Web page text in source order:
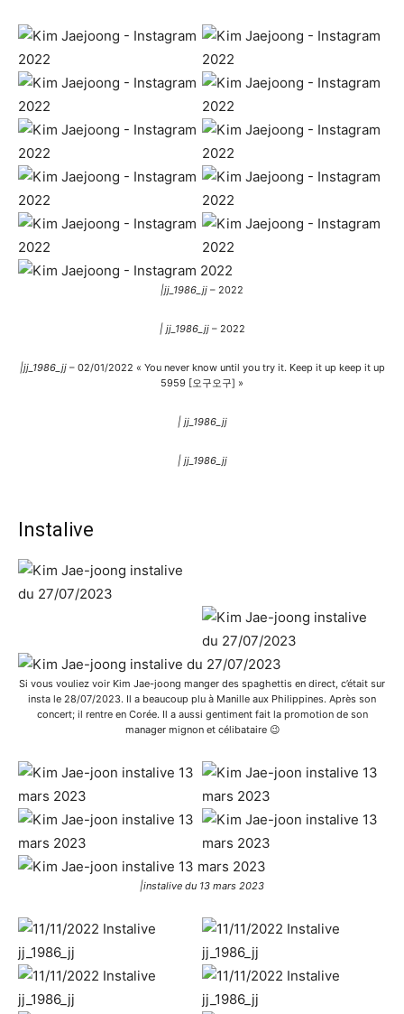
|jj_1986_jj – 2022
| jj_1986_jj– 2022
|jj_1986_jj– 02/01/2022 « You never know until you try it. Keep it up keep it up
5959 [오구오구] »
| jj_1986_jj
| jj_1986_jj
Instalive
Si vous vouliez voir Kim Jae-joong manger des spaghettis en direct, c’était sur
insta le 28/07/2023. Il a beaucoup plu à Manille aux Philippines. Après son
concert; il rentre en Corée. Il a aussi gentiment fait la promotion de son
manager mignon et célibataire 😉
|instalive du 13 mars 2023